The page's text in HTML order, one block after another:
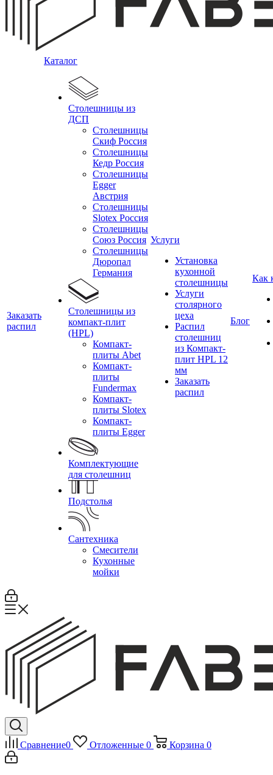
Заказать
распил
Каталог
Столешницы из
ДСП
Столешницы
Скиф Россия
Столешницы
Кедр Россия
Столешницы
Egger
Австрия
Столешницы
Slotex Россия
Столешницы
Союз Россия
Столешницы
Дюропал
Германия
Столешницы из
компакт-плит
(HPL)
Компакт-
плиты Abet
Компакт-
плиты
Fundermax
Компакт-
плиты Slotex
Компакт-
плиты Egger
Комплектующие
для столешниц
Подстолья
Сантехника
Смесители
Кухонные
мойки
Услуги
Установка
кухонной
столешницы
Услуги
столярного
цеха
Распил
столешниц
из Компакт-
плит HPL 12
мм
Заказать
распил
Блог
Как
Сравнение0 Отложенные 0 Корзина 0